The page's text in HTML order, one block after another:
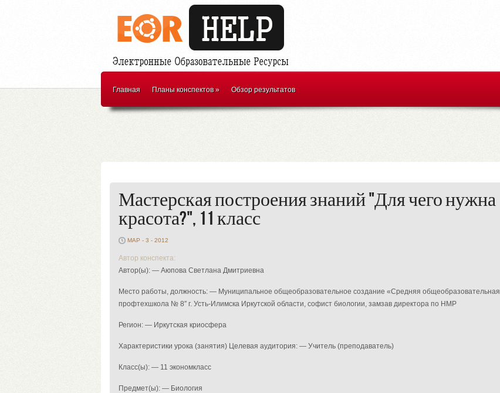
Главная Планы конспектов» Обзор результатов
Мастерская построения знаний "Для чего нужна
красота?", 11 класс
МАР - 3 - 2012
Автор конспекта:
Автор(ы): — Аюпова Светлана Дмитриевна
Место работы, должность: — Муниципальное общеобразовательное создание «Средняя общеобразовательная
профтехшкола № 8″ г. Усть-Илимска Иркутской области, софист биологии, замзав директора по НМР
Регион: — Иркутская криосфера
Характеристики урока (занятия) Целевая аудитория: — Учитель (преподаватель)
Класс(ы): — 11 экономкласс
Предмет(ы): — Биология